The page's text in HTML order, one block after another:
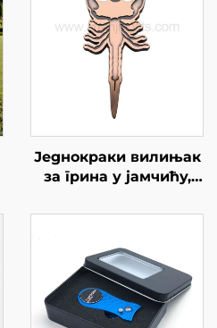
Једнокраки вилињак
за грина у јамчићу,
голф, бакарни
поправку димензија,
прилагођени алат за
поправку димензија
за голф